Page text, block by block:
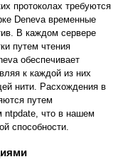
протоколах требуются
Deneva временные
В каждом сервере
путем чтения
обеспечивает
к каждой из них
нити. Расхождения в
путем
ntpdate, что в нашем
способности.